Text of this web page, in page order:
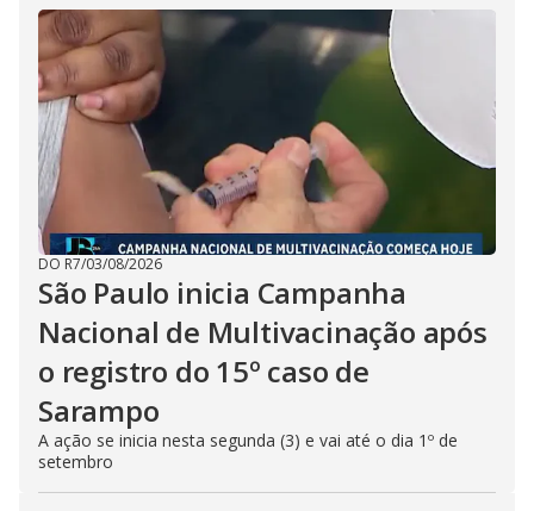
DO R7/03/08/2026
São Paulo inicia Campanha
Nacional de Multivacinação após
o registro do 15º caso de
Sarampo
A ação se inicia nesta segunda (3) e vai até o dia 1º de
setembro